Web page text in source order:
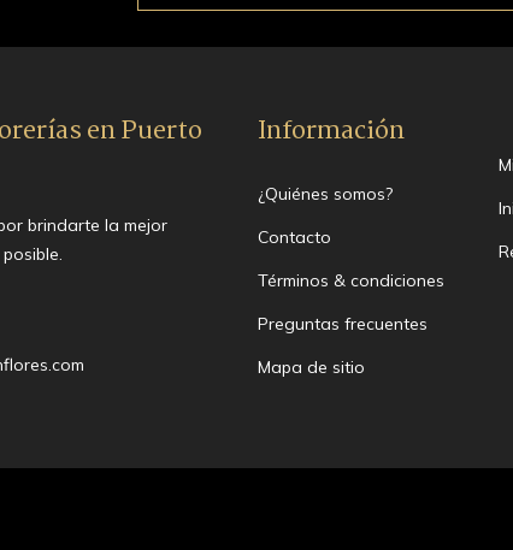
en Puerto
brindarte la mejor
Información
¿Quiénes somos?
Contacto
Términos & condiciones
Preguntas frecuentes
Mapa de sitio